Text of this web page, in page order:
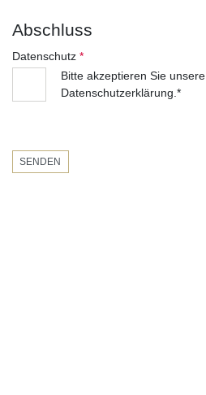
Abschluss
Datenschutz *
Bitte akzeptieren Sie unsere
Datenschutzerklärung.*
SENDEN